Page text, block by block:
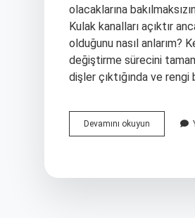
olacaklarına
Kulak kanalları açıktır
olduğunu nasıl anlarım?
değiştirme sürecini
dişler çıktığında ve rengi
Devamını okuyun
Kaç